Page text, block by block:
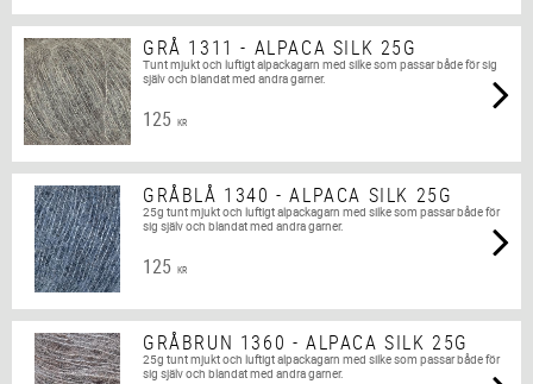
GRÅ 1311 - ALPACA SILK 25G
Tunt mjukt och luftigt alpackagarn med silke som passar både för sig
själv och blandat med andra garner.
125 KR
GRÅBLÅ 1340 - ALPACA SILK 25G
25g tunt mjukt och luftigt alpackagarn med silke som passar både för
sig själv och blandat med andra garner.
125 KR
GRÅBRUN 1360 - ALPACA SILK 25G
25g tunt mjukt och luftigt alpackagarn med silke som passar både för
sig själv och blandat med andra garner.